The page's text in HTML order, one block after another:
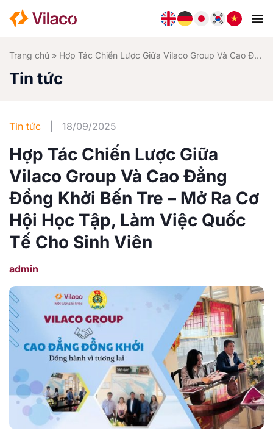
qua
Trang chủ » Hợp Tác Chiến Lược Giữa Vilaco Group Và Cao Đẳng Đồng Khởi Bến Tre – Mở Ra Cơ Hội Học Tập, Làm Việc Quốc Tế Cho Sinh Viên
Tin tức
Tin tức 18/09/2025
Hợp Tác Chiến Lược Giữa
Vilaco Group Và Cao Đẳng
Đồng Khởi Bến Tre – Mở Ra Cơ
Hội Học Tập, Làm Việc Quốc
Tế Cho Sinh Viên
admin